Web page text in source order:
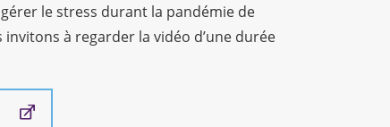
le stress durant la pandémie de
invitons à regarder la vidéo d’une durée